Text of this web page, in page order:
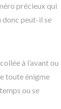
précieux qui
donc peut-il se
à l’avant ou
toute énigme
ou se